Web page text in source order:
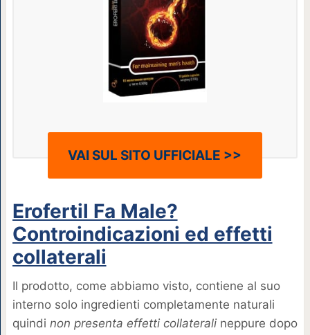
VAI SUL SITO UFFICIALE >>
Erofertil Fa Male?
Controindicazioni ed effetti
collaterali
Il prodotto, come abbiamo visto, contiene al suo
interno solo ingredienti completamente naturali
quindi non presenta effetti collateralineppure dopo